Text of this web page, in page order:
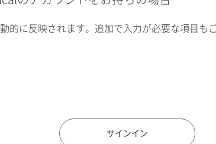
住所検索
に反映されます。追加で入力が必要な項目もご
サインイン